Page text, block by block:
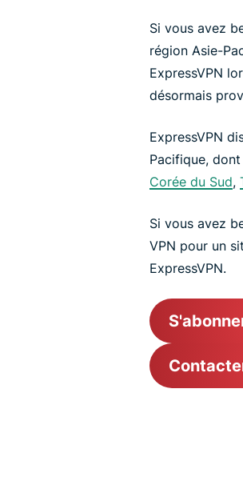
Si vous avez
région Asie-
ExpressVPN
désormais
ExpressVPN
Pacifique, dont
Corée du Sud,
Si vous avez
VPN pour un
ExpressVPN.